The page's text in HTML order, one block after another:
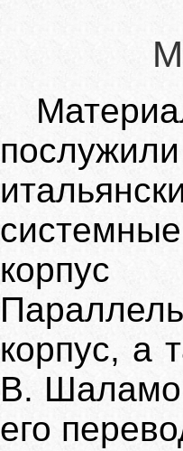
корпус, а
В.
его